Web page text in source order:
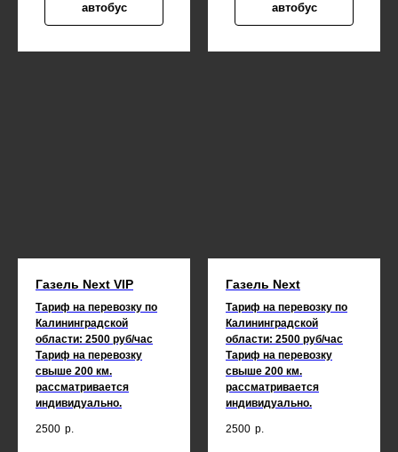
автобус
автобус
Газель Next VIP
Тариф на перевозку по
Калининградской
области: 2500 руб/час
Тариф на перевозку
свыше 200 км.
рассматривается
индивидуально.
2500 р.
Газель Next
Тариф на перевозку по
Калининградской
области: 2500 руб/час
Тариф на перевозку
свыше 200 км.
рассматривается
индивидуально.
2500 р.